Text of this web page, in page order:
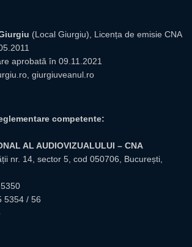
(Local Giurgiu), Licența de emisie CNA
aprobată în 09.11.2021
giurgiuveanul.ro
competente:
AL AUDIOVIZUALULUI – CNA
nr. 14, sector 5, cod 050706, București,
5354 / 56